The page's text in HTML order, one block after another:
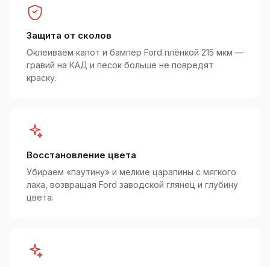
Защита от сколов
Оклеиваем капот и бампер Ford плёнкой 215 мкм —
гравий на КАД и песок больше не повредят
краску.
Восстановление цвета
Убираем «паутину» и мелкие царапины с мягкого
лака, возвращая Ford заводской глянец и глубину
цвета.